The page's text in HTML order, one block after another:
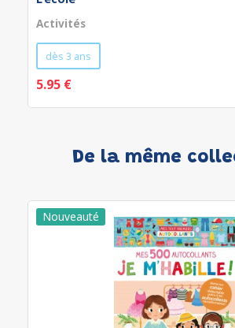
Activités
dès 3 ans
5.95 €
De la même